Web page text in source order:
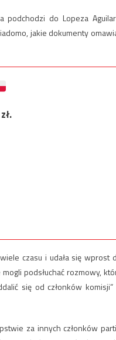
podchodzi do Lopeza
jakie dokumenty
czasu i udała się wprost
podsłuchać rozmowy,
się od członków
za innych członków